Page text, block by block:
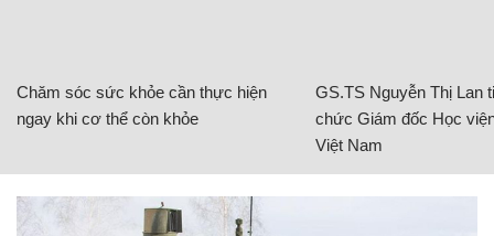
Chăm sóc sức khỏe cần thực hiện
ngay khi cơ thể còn khỏe
GS.TS Nguyễn Thị Lan
chức Giám đốc Học
Việt Nam